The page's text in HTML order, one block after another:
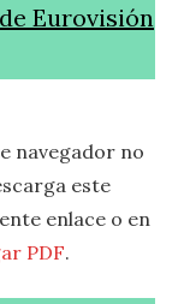
Eurovisión
navegador no
este
enlace o en
PDF.